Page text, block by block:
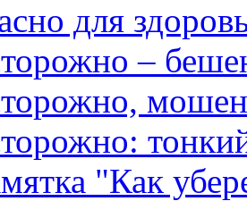
для
–
"Как